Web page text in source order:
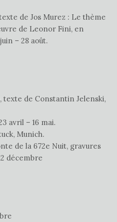
de Jos Murez : Le thème
de Leonor Fini, en
– 28 août.
texte de Constantin Jelenski,
avril – 16 mai.
Munich.
de la 672e Nuit, gravures
décembre